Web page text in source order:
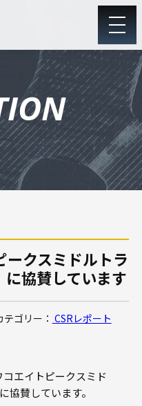
ークスミドルトラ
協賛しています
テゴリー： CSRレポート
エイトピークスミド
協賛しています。